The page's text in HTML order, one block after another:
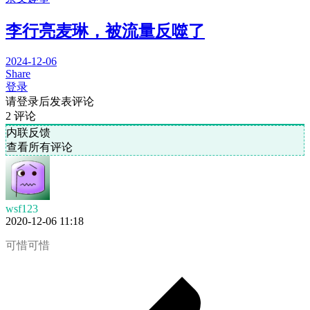
李行亮麦琳，被流量反噬了
2024-12-06
Share
登录
请登录后发表评论
2 评论
内联反馈
查看所有评论
wsf123
2020-12-06 11:18
可惜可惜